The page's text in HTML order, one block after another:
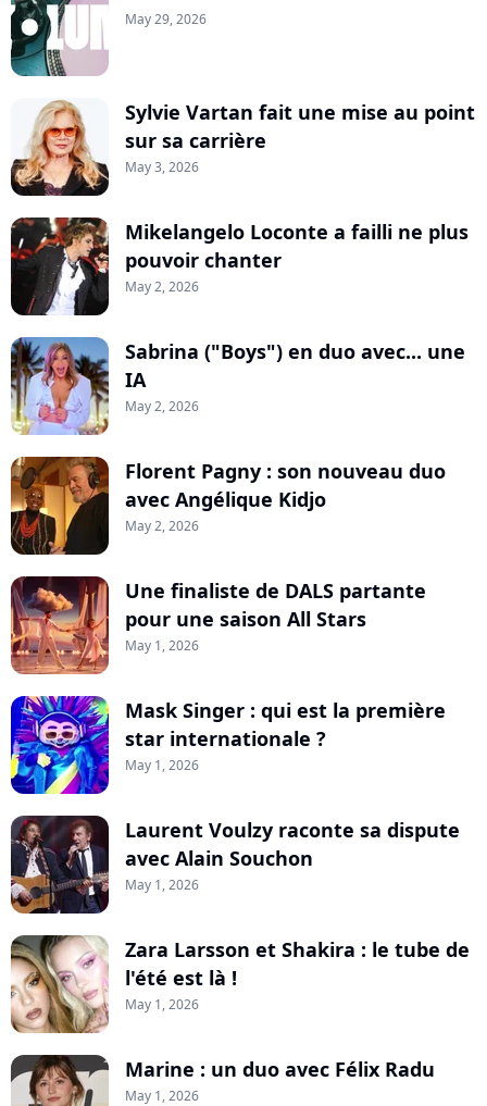
May 29, 2026
Sylvie Vartan fait une mise au point
sur sa carrière
May 3, 2026
Mikelangelo Loconte a failli ne plus
pouvoir chanter
May 2, 2026
Sabrina ("Boys") en duo avec... une
IA
May 2, 2026
Florent Pagny : son nouveau duo
avec Angélique Kidjo
May 2, 2026
Une finaliste de DALS partante
pour une saison All Stars
May 1, 2026
Mask Singer : qui est la première
star internationale ?
May 1, 2026
Laurent Voulzy raconte sa dispute
avec Alain Souchon
May 1, 2026
Zara Larsson et Shakira : le tube de
l'été est là !
May 1, 2026
Marine : un duo avec Félix Radu
May 1, 2026